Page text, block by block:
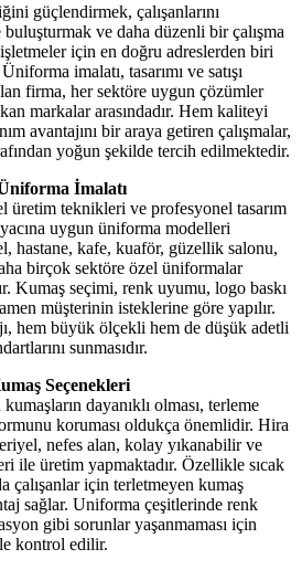
güçlendirmek, çalışanlarını
ve daha düzenli bir çalışma
için en doğru adreslerden biri
imalatı, tasarımı ve satışı
firma, her sektöre uygun çözümler
markalar arasındadır. Hem kaliteyi
avantajını bir araya getiren çalışmalar,
yoğun şekilde tercih edilmektedir.
İmalatı
teknikleri ve profesyonel tasarım
uygun üniforma modelleri
hastane, kafe, kuaför, güzellik salonu,
birçok sektöre özel üniformalar
Kumaş seçimi, renk uyumu, logo baskı
müşterinin isteklerine göre yapılır.
hem büyük ölçekli hem de düşük adetli
sunmasıdır.
Seçenekleri
dayanıklı olması, terleme
koruması oldukça önemlidir. Hira
nefes alan, kolay yıkanabilir ve
ile üretim yapmaktadır. Özellikle sıcak
çalışanlar için terletmeyen kumaş
sağlar. Uniforma çeşitlerinde renk
gibi sorunlar yaşanmaması için
kontrol edilir.